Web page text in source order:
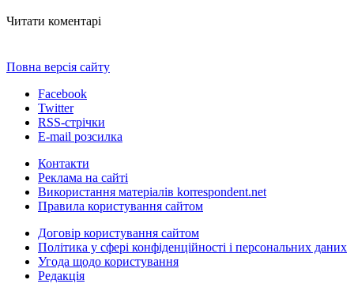
Читати коментарі
Повна версія сайту
Facebook
Twitter
RSS-стрічки
E-mail розсилка
Контакти
Реклама на сайті
Використання матеріалів korrespondent.net
Правила користування сайтом
Договір користування сайтом
Політика у сфері конфіденційності і персональних даних
Угода щодо користування
Редакція